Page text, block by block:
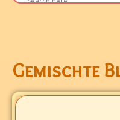
Gemischte